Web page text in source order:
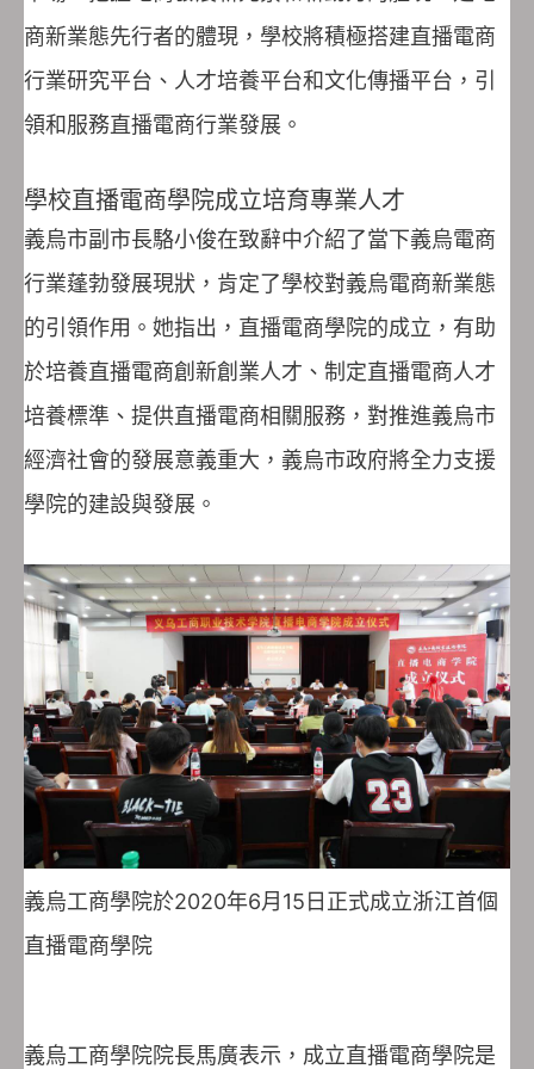
商新業態先行者的體現，學校將積極搭建直播電商
行業研究平台、人才培養平台和文化傳播平台，引
領和服務直播電商行業發展。
學校直播電商學院成立培育專業人才
義烏市副市長駱小俊在致辭中介紹了當下義烏電商
行業蓬勃發展現狀，肯定了學校對義烏電商新業態
的引領作用。她指出，直播電商學院的成立，有助
於培養直播電商創新創業人才、制定直播電商人才
培養標準、提供直播電商相關服務，對推進義烏市
經濟社會的發展意義重大，義烏市政府將全力支援
學院的建設與發展。
義烏工商學院於2020年6月15日正式成立浙江首個
直播電商學院
義烏工商學院院長馬廣表示，成立直播電商學院是